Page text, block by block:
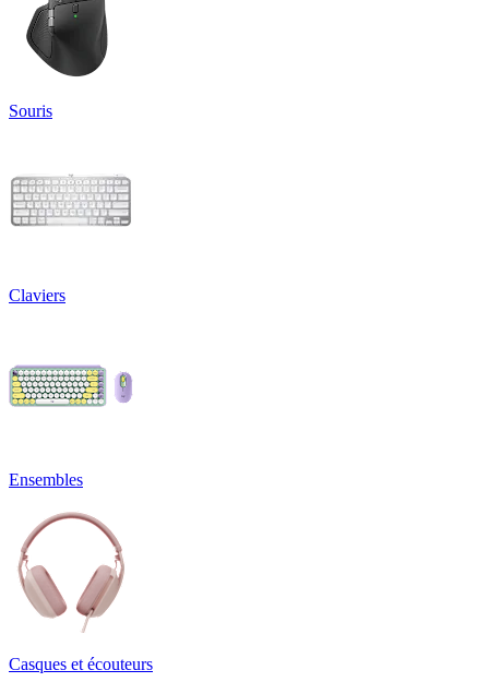
Souris
Claviers
Ensembles
Casques et écouteurs